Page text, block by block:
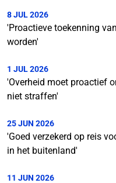
8 JUL 2026
'Proactieve toekenning
worden'
1 JUL 2026
'Overheid moet proactief
niet straffen'
25 JUN 2026
'Goed verzekerd op reis
in het buitenland'
11 JUN 2026